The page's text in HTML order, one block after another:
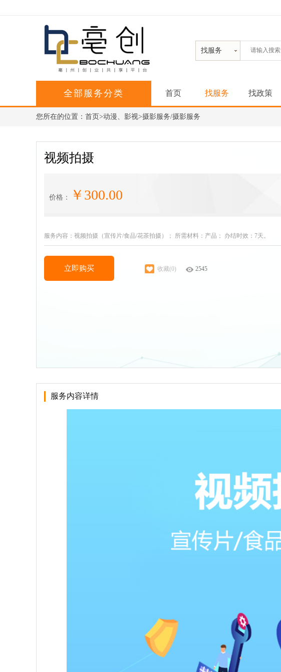
找服务
全部服务分类 首页 找服务 找政策
您所在的位置： 首页>动漫、影视>摄影服务/摄影服务
视频拍摄
价格： ￥300.00
服务内容：视频拍摄（宣传片/食品/花茶拍摄）； 所需材料：产品； 办结时效：7天。
立即购买 收藏(0) 2545
服务内容详情